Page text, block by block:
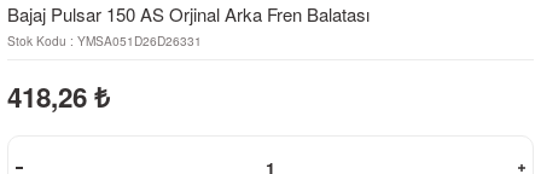
Bajaj Pulsar 150 AS Orjinal Arka Fren Balatası
Stok Kodu : YMSA051D26D26331
418,26 ₺